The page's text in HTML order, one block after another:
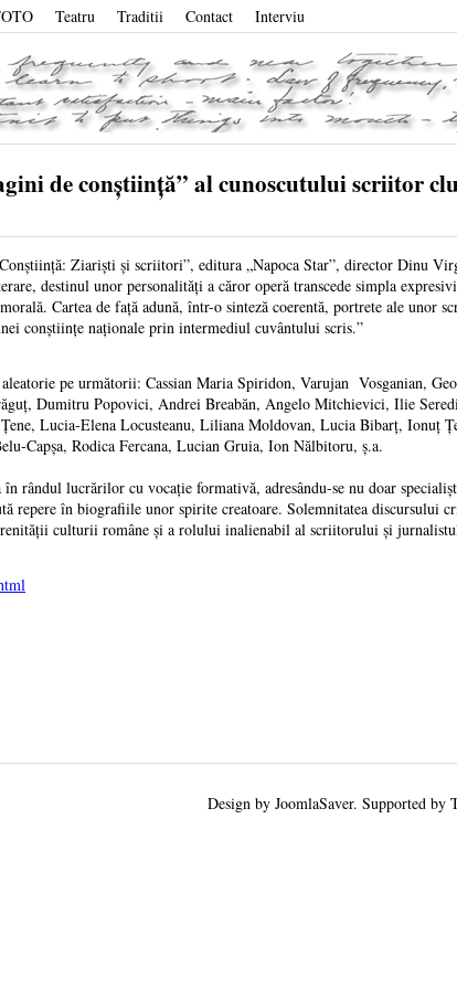
Teatru Traditii Contact Interviu
de conștiință” al cunoscutului scriitor
Ziariști și scriitori”, editura „Napoca Star”, director Dinu
destinul unor personalități a căror operă transcede simpla
Cartea de față adună, într-o sinteză coerentă, portrete ale unor
conștiințe naționale prin intermediul cuvântului scris.”
pe următorii: Cassian Maria Spiridon, Varujan Vosganian,
Dumitru Popovici, Andrei Breabăn, Angelo Mitchievici, Ilie
Lucia-Elena Locusteanu, Liliana Moldovan, Lucia Bibarț, Ionuț
Capșa, Rodica Fercana, Lucian Gruia, Ion Nălbitoru, ș.a.
rândul lucrărilor cu vocație formativă, adresându-se nu doar
în biografiile unor spirite creatoare. Solemnitatea discursului
culturii române și a rolului inalienabil al scriitorului și
Design by JoomlaSaver. Supported by